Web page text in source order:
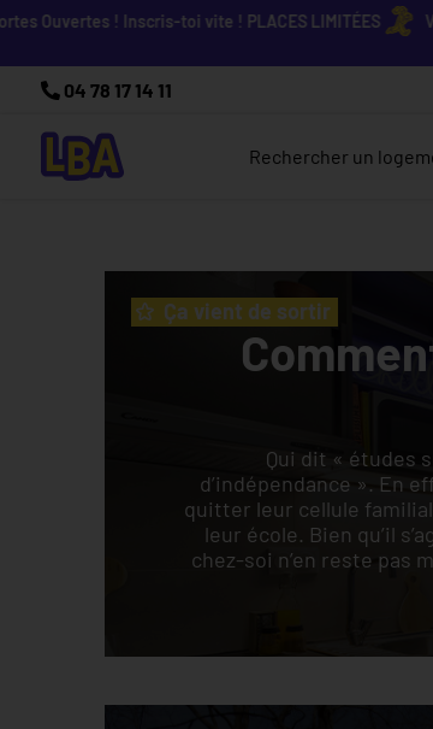
! Inscris-toi vite ! PLACES LIMITÉES
04 78 17 14 11
Rechercher un
Ça vient de sortir
Qui dit « études
d’indépendance ». En
quitter leur cellule
leur école. Bien qu’il
chez-soi n’en reste pas